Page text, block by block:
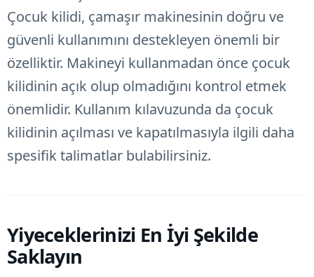
Çocuk kilidi, çamaşır makinesinin doğru ve
güvenli kullanımını destekleyen önemli bir
özelliktir. Makineyi kullanmadan önce çocuk
kilidinin açık olup olmadığını kontrol etmek
önemlidir. Kullanım kılavuzunda da çocuk
kilidinin açılması ve kapatılmasıyla ilgili daha
spesifik talimatlar bulabilirsiniz.
Yiyeceklerinizi En İyi Şekilde
Saklayın